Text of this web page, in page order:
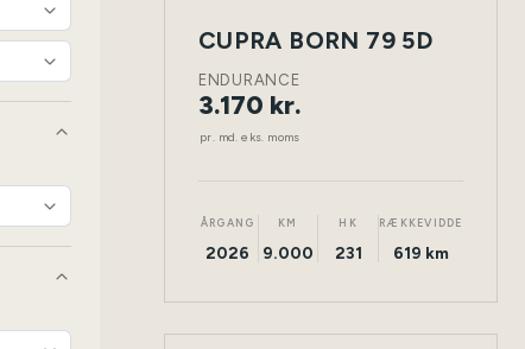
LEASING
NY
ELEKTRISK TØNDER
CUPRA BORN 79 5D
ENDURANCE
3.170 kr.
pr. md. eks. moms
ÅRGANG
2026
KM
9.000
HK
231
RÆKKEVIDDE
619 km